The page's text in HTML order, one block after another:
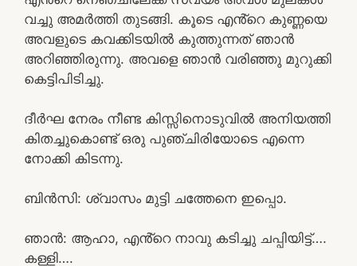
വച്ചു അമർത്തി തുടങ്ങി. കൂടെ എൻ്റെ കുണ്ണയെ
അവളുടെ കവക്കിടയിൽ കുത്തുന്നത് ഞാൻ
അറിഞ്ഞിരുന്നു. അവളെ ഞാൻ വരിഞ്ഞു മുറുക്കി
കെട്ടിപിടിച്ചു.
ദീർഘ നേരം നീണ്ട കിസ്സിനൊടുവിൽ അനിയത്തി
കിതച്ചുകൊണ്ട് ഒരു പുഞ്ചിരിയോടെ എന്നെ
നോക്കി കിടന്നു.
ബിൻസി: ശ്വാസം മുട്ടി ചത്തേനെ ഇപ്പൊ.
ഞാൻ: ആഹാ, എൻ്റെ നാവു കടിച്ചു ചപ്പിയിട്ട്….
കള്ളി….